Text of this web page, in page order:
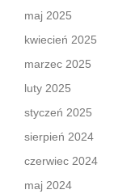
maj 2025
kwiecień 2025
marzec 2025
luty 2025
styczeń 2025
sierpień 2024
czerwiec 2024
maj 2024